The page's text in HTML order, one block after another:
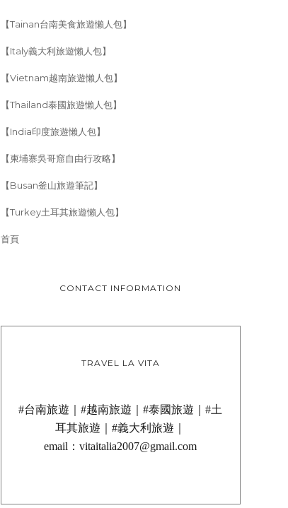
【Tainan台南美食旅遊懶人包】
【Italy義大利旅遊懶人包】
【Vietnam越南旅遊懶人包】
【Thailand泰國旅遊懶人包】
【India印度旅遊懶人包】
【柬埔寨吳哥窟自由行攻略】
【Busan釜山旅遊筆記】
【Turkey土耳其旅遊懶人包】
首頁
CONTACT INFORMATION
TRAVEL LA VITA
#台南旅遊｜#越南旅遊｜#泰國旅遊｜#土
耳其旅遊｜#義大利旅遊｜
email：vitaitalia2007@gmail.com